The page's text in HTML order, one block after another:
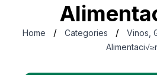
Home / Categories / Vinos,